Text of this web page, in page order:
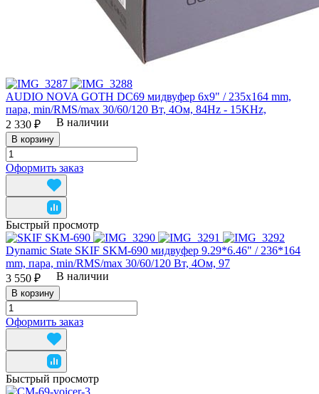
AUDIO NOVA GOTH DC69 мидвуфер 6x9" / 235x164 mm,
пара, min/RMS/max 30/60/120 Вт, 4Ом, 84Hz - 15KHz,
2 330 ₽
В наличии
В корзину
Оформить заказ
Быстрый просмотр
Dynamic State SKIF SKM-690 мидвуфер 9.29*6.46" / 236*164
mm, пара, min/RMS/max 30/60/120 Вт, 4Ом, 97
3 550 ₽
В наличии
В корзину
Оформить заказ
Быстрый просмотр